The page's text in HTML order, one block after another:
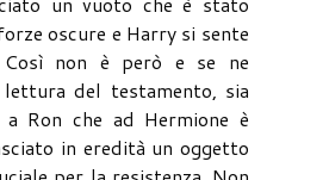
oscure e Harry si sente
Così non è però e se ne
lettura del testamento, sia
Ron che ad Hermione è
in eredità un oggetto